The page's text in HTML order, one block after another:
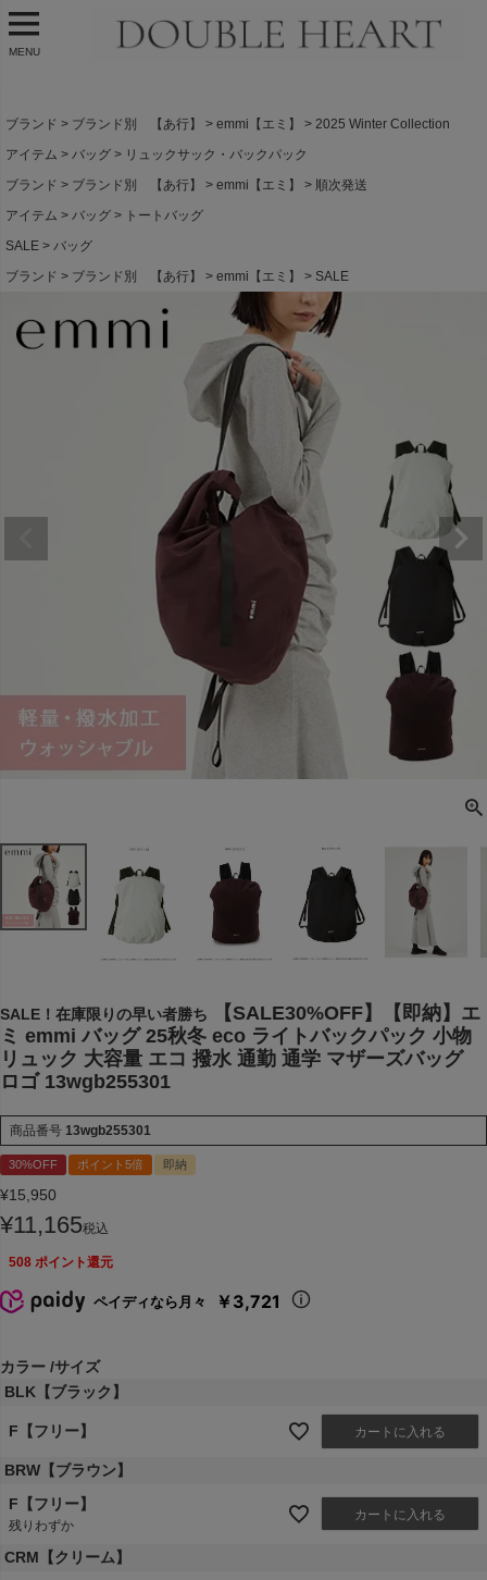
MENU
ブランド ブランド別 【あ行】 emmi【エミ】
2025 Winter Collection
アイテム
バッグ
リュックサック・バックパック
ブランド
ブランド別 【あ行】 emmi【エミ】
順次発送
アイテム
バッグ
トートバッグ
SALE
バッグ
ブランド
ブランド別 【あ行】 emmi【エミ】 SALE
SALE！在庫限りの早い者勝ち
【SALE30%OFF】【即納】エ
ミ emmi バッグ 25秋冬 eco ライトバックパック 小物
リュック 大容量 エコ 撥水 通勤 通学 マザーズバッグ
ロゴ 13wgb255301
商品番号 13wgb255301
30%OFF ポイント5倍 即納
¥15,950
¥11,165税込
508 ポイント還元
ペイディなら月々 ￥3,721
カラー サイズ
BLK【ブラック】
F【フリー】 カートに入れる
BRW【ブラウン】
F【フリー】
残りわずか
カートに入れる
CRM【クリーム】